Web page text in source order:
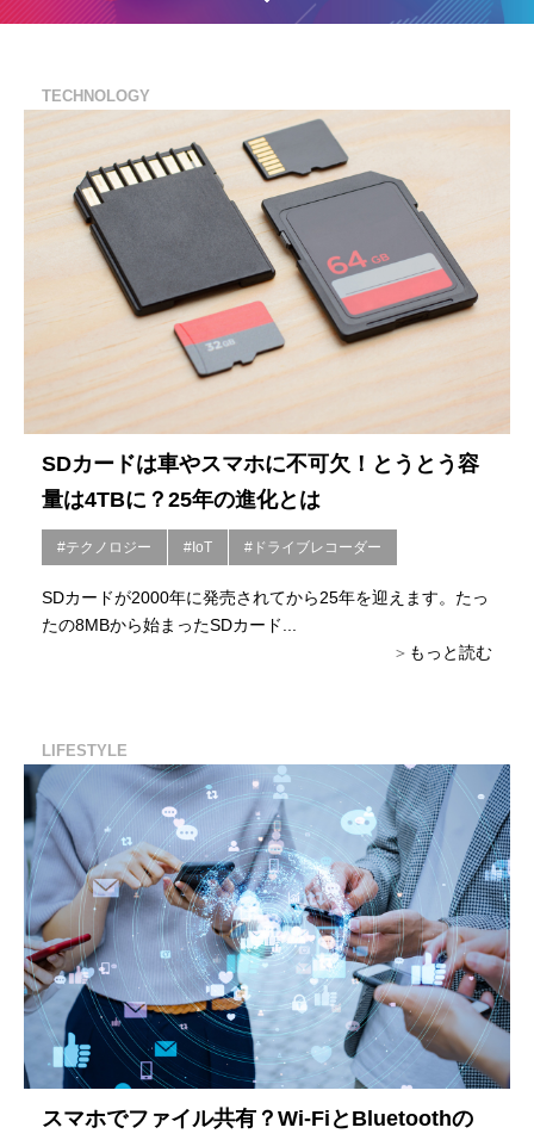
TECHNOLOGY
SDカードは車やスマホに不可欠！とうとう容
量は4TBに？25年の進化とは
#テクノロジー #IoT #ドライブレコーダー
SDカードが2000年に発売されてから25年を迎えます。たっ
たの8MBから始まったSDカード...
もっと読む
LIFESTYLE
スマホでファイル共有？Wi-FiとBluetoothの